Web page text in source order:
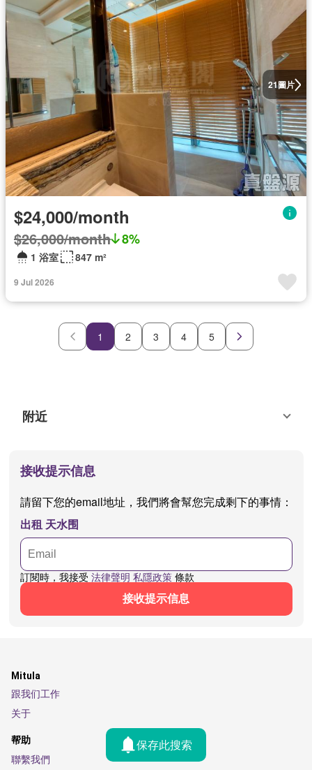
21圖片
$24,000/month
$26,000/month 8%
1 浴室 847 m²
9 Jul 2026
1 2 3 4 5
附近
接收提示信息
請留下您的email地址，我們將會幫您完成剩下的事情：
出租 天水围
訂閱時，我接受 法律聲明 私隱政策條款
接收提示信息
保存此搜索
Mitula
跟我们工作
关于
帮助
聯繫我們